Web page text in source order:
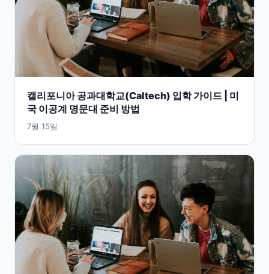
캘리포니아 공과대학교(Caltech) 입학 가이드 | 미
국 이공계 명문대 준비 방법
7월 15일